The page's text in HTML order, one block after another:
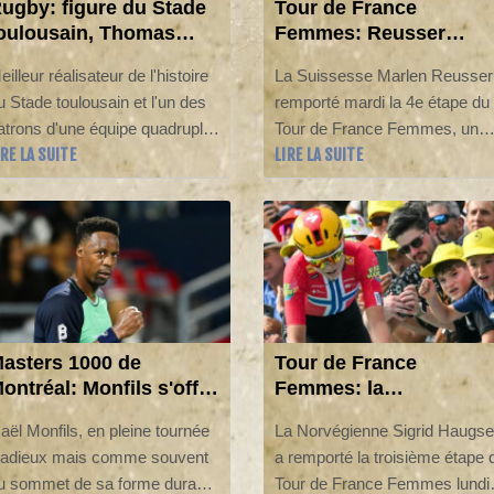
figure du Stade
Thomas
sera Racingman
2027réalisateur de l'histoire
Stade toulousain et l'un des
d'une équipe quadruple
en titre du Top 14,
Ramos ne sera plus
visage du Stade toulousain"
de l'été 2027, a annoncé
club Rouge et Noir mardi.
LA SUITE
Tour de France
Femmes: Reusser
gagne le chrono,
Ferrand-Prévot perd
gros
La Suissesse Marlen
remporté mardi la 4e étape du
Tour de France Femmes, un
contre-la-montre de 21
kilomètres entre Gevrey-
Chambertin et Dijon où elle a
pris le maillot jaune de leader à
la Norvégienne Sigrid
LIRE LA SUITE
1000 de
Monfils s'offre
deuxième tour
Monfils, en pleine tournée
mais comme souvent
sommet de sa forme durant
Tour de France
Femmes: la
Norvégienne Haugset
remporte la 3e étape et
prend le maillot jaune
La Norvégienne Sigrid
a remporté la troisième étape
Tour de France Femmes lundi